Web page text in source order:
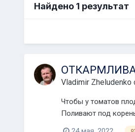
Найдено 1 результат
Vladimir Zheludenko
Чтобы у томатов
Поливают под